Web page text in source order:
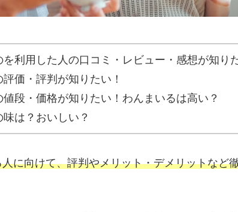
利用した人の口コミ・レビュー・感想が知り
価・評判が知りたい！
段・価格が知りたい！わんまいるは高い？
は？おいしい？
に向けて、評判やメリット・デメリットなど